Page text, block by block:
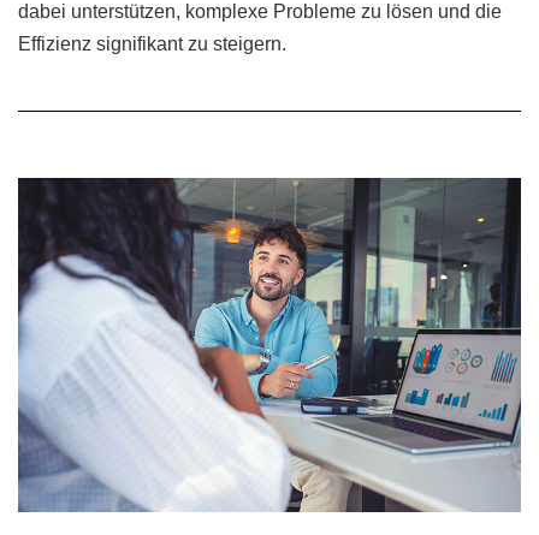
dabei unterstützen, komplexe Probleme zu lösen und die
Effizienz signifikant zu steigern.